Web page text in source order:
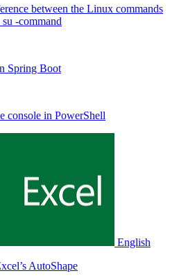
between the Linux commands
-command
Spring Boot
console in PowerShell
English
AutoShape